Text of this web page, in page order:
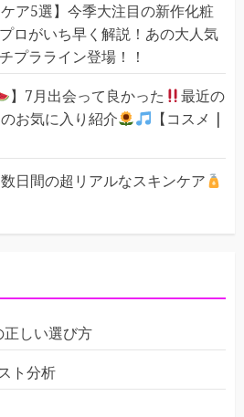
ア5選】今季大注目の新作化粧
ロがいち早く解説！あの大人気
プラライン登場！！
】7月出会って良かった
最近の
お気に入り紹介
【コスメ |
日間の超リアルなスキンケア
しい選び方
ト分析